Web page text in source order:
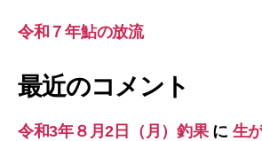
令和７年鮎の放流
最近のコメント
令和3年８月2日（月）釣果に 生